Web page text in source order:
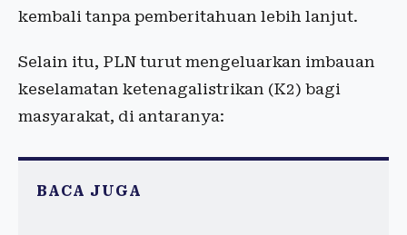
kembali tanpa pemberitahuan lebih lanjut.
Selain itu, PLN turut mengeluarkan imbauan
keselamatan ketenagalistrikan (K2) bagi
masyarakat, di antaranya:
BACA JUGA